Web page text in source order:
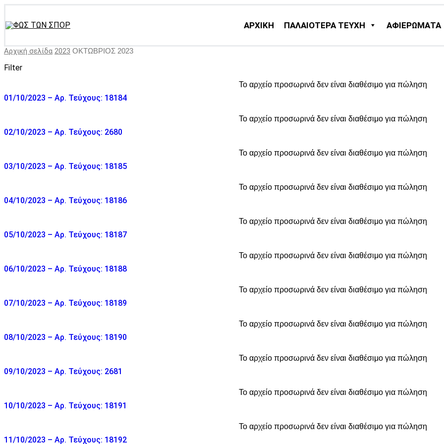
ΑΡΧΙΚΗ ΠΑΛΑΙΟΤΕΡΑ ΤΕΥΧΗ ΑΦΙΕΡΩΜΑΤΑ
Αρχική σελίδα 2023 ΟΚΤΩΒΡΙΟΣ 2023
Filter
Το αρχείο προσωρινά δεν είναι διαθέσιμο για πώληση
01/10/2023 – Αρ. Τεύχους: 18184
Το αρχείο προσωρινά δεν είναι διαθέσιμο για πώληση
02/10/2023 – Αρ. Τεύχους: 2680
Το αρχείο προσωρινά δεν είναι διαθέσιμο για πώληση
03/10/2023 – Αρ. Τεύχους: 18185
Το αρχείο προσωρινά δεν είναι διαθέσιμο για πώληση
04/10/2023 – Αρ. Τεύχους: 18186
Το αρχείο προσωρινά δεν είναι διαθέσιμο για πώληση
05/10/2023 – Αρ. Τεύχους: 18187
Το αρχείο προσωρινά δεν είναι διαθέσιμο για πώληση
06/10/2023 – Αρ. Τεύχους: 18188
Το αρχείο προσωρινά δεν είναι διαθέσιμο για πώληση
07/10/2023 – Αρ. Τεύχους: 18189
Το αρχείο προσωρινά δεν είναι διαθέσιμο για πώληση
08/10/2023 – Αρ. Τεύχους: 18190
Το αρχείο προσωρινά δεν είναι διαθέσιμο για πώληση
09/10/2023 – Αρ. Τεύχους: 2681
Το αρχείο προσωρινά δεν είναι διαθέσιμο για πώληση
10/10/2023 – Αρ. Τεύχους: 18191
Το αρχείο προσωρινά δεν είναι διαθέσιμο για πώληση
11/10/2023 – Αρ. Τεύχους: 18192